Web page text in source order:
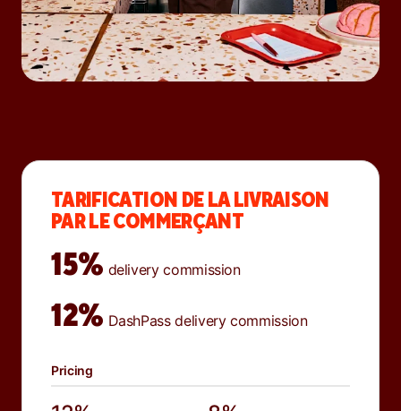
TARIFICATION DE LA LIVRAISON
PAR LE COMMERÇANT
15% delivery commission
12% DashPass delivery commission
Pricing